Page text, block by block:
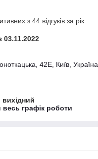
з 44 відгуків за рік
03.11.2022
42Е, Київ, Україна
вихідний
весь графік роботи